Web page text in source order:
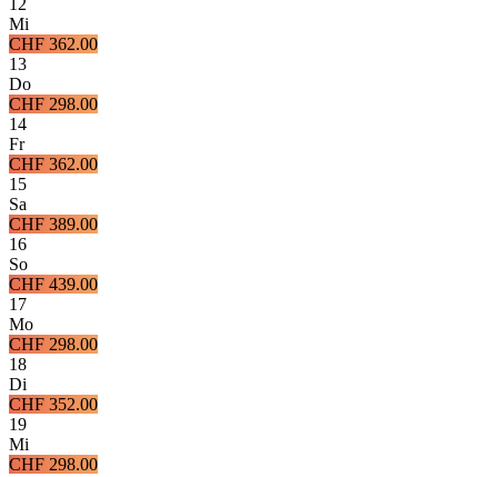
12
Mi
CHF 362.00
13
Do
CHF 298.00
14
Fr
CHF 362.00
15
Sa
CHF 389.00
16
So
CHF 439.00
17
Mo
CHF 298.00
18
Di
CHF 352.00
19
Mi
CHF 298.00